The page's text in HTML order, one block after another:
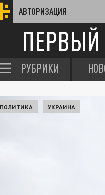
АВТОРИЗАЦИЯ
ПЕРВЫЙ
РУБРИКИ
ПОЛИТИКА УКРАИНА